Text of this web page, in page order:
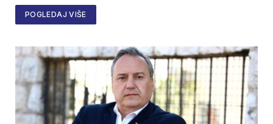
POGLEDAJ VIŠE